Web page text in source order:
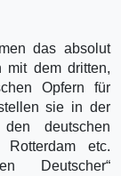
das absolut
mit dem dritten,
Opfern für
sie in der
deutschen
etc.
Deutscher“